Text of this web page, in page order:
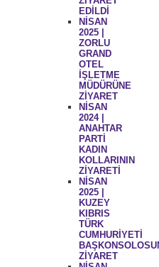
EDİLDİ
NİSAN
2025 |
ZORLU
GRAND
OTEL
İŞLETME
MÜDÜRÜNE
ZİYARET
NİSAN
2024 |
ANAHTAR
PARTİ
KADIN
KOLLARININ
ZİYARETİ
NİSAN
2025 |
KUZEY
KIBRIS
TÜRK
CUMHURİYETİ
ZİYARET